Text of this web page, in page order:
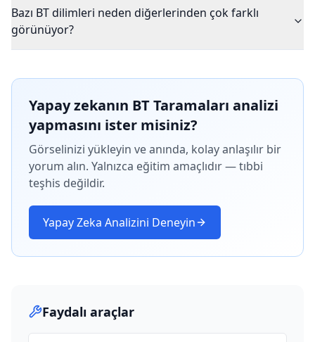
Bazı BT dilimleri neden diğerlerinden çok farklı
görünüyor?
Yapay zekanın BT Taramaları analizi
yapmasını ister misiniz?
Görselinizi yükleyin ve anında, kolay anlaşılır bir
yorum alın. Yalnızca eğitim amaçlıdır — tıbbi
teşhis değildir.
Yapay Zeka Analizini Deneyin
Faydalı araçlar